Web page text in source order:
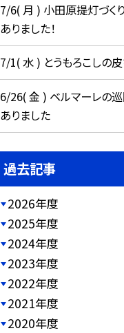
7/6( 月 ) 小田原提灯づく
ありました！
7/1( 水 ) とうもろこしの
6/26( 金 ) ベルマーレの
ありました
過去記事
2026年度
2025年度
2024年度
2023年度
2022年度
2021年度
2020年度